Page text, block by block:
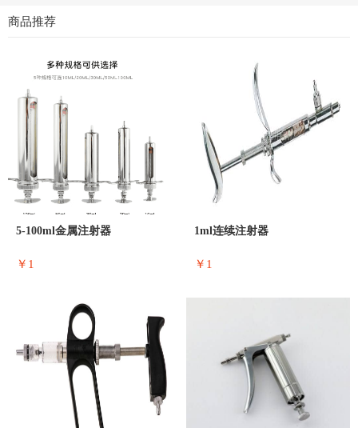
商品推荐
5-100ml金属注射器
￥1
1ml连续注射器
￥1